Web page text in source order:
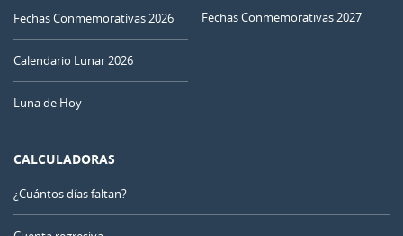
Fechas Conmemorativas 2026
Calendario Lunar 2026
Luna de Hoy
Fechas Conmemorativas 2027
CALCULADORAS
¿Cuántos días faltan?